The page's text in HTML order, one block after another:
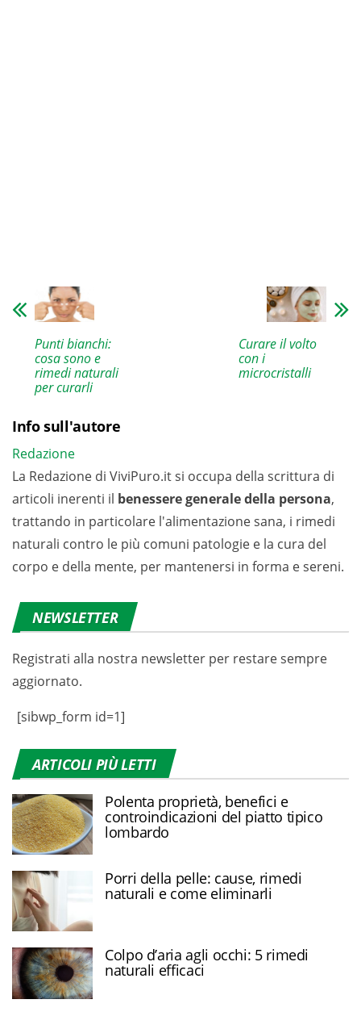
Punti bianchi:
cosa sono e
rimedi naturali
per curarli
Curare il volto
con i
microcristalli
Info sull'autore
Redazione
La Redazione di ViviPuro.it si occupa della scrittura di
articoli inerenti il benessere generale della persona,
trattando in particolare l'alimentazione sana, i rimedi
naturali contro le più comuni patologie e la cura del
corpo e della mente, per mantenersi in forma e sereni.
NEWSLETTER
Registrati alla nostra newsletter per restare sempre
aggiornato.
[sibwp_form id=1]
ARTICOLI PIÙ LETTI
Polenta proprietà, benefici e
controindicazioni del piatto tipico
lombardo
Porri della pelle: cause, rimedi
naturali e come eliminarli
Colpo d’aria agli occhi: 5 rimedi
naturali efficaci